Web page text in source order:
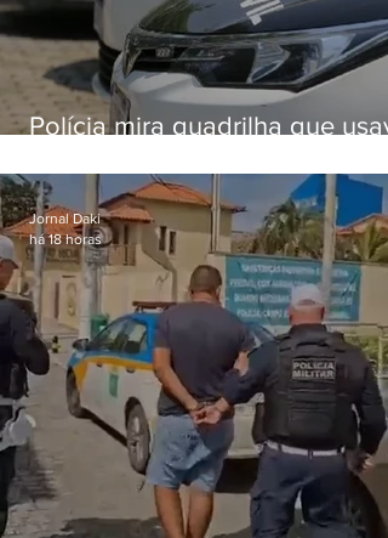
Polícia mira quadrilha que
o Comando Vermelho
Jornal Daki
há 18 horas